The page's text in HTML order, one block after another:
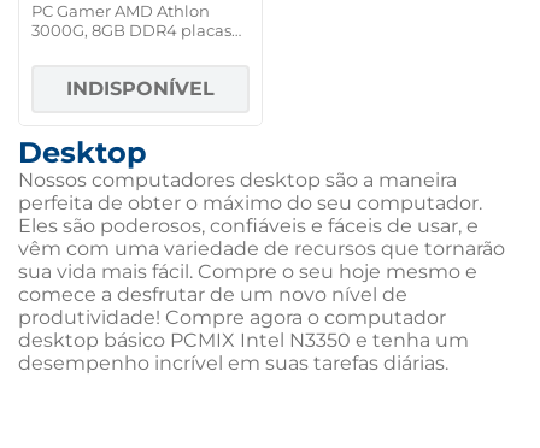
PC Gamer AMD Athlon
3000G, 8GB DDR4 placas
INDISPONÍVEL
Desktop
Nossos computadores desktop são a maneira
perfeita de obter o máximo do seu computador.
Eles são poderosos, confiáveis e fáceis de usar, e
vêm com uma variedade de recursos que tornarão
sua vida mais fácil. Compre o seu hoje mesmo e
comece a desfrutar de um novo nível de
produtividade! Compre agora o computador
desktop básico PCMIX Intel N3350 e tenha um
desempenho incrível em suas tarefas diárias.